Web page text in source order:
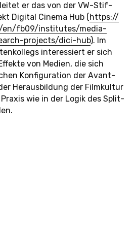
er das von der VW-Stif­
Di­gi­tal Cinema Hub ( https://​
​en/​fb09/​institutes/​media-​
​projects/​dici-​hub). Im
in­ter­es­siert er sich
von Medien, die sich
Kon­fi­gu­ra­ti­on der Avant­
Her­aus­bil­dung der Film­kul­tur
wie in der Logik des Split­